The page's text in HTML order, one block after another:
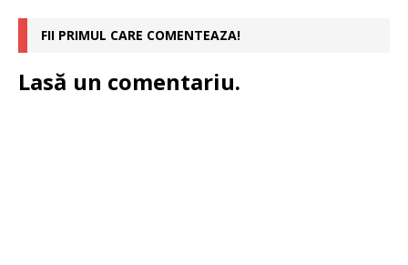
FII PRIMUL CARE COMENTEAZA!
Lasă un comentariu.